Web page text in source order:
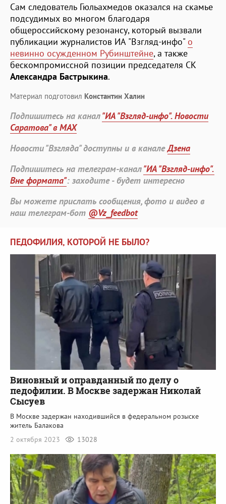
Сам следователь Гюльахмедов оказался на скамье
подсудимых во многом благодаря
общероссийскому резонансу, который вызвали
публикации журналистов ИА "Взгляд-инфо" о
невинно осужденном Рубинштейне, а также
бескомпромиссной позиции председателя СК
Александра Бастрыкина.
Материал подготовил Константин Халин
Подпишитесь на канал"ИА "Взгляд-инфо". Новости
Саратова" в MAX
Новости "Взгляда" доступны и в каналеДзена
Подпишитесь на телеграм-канал"ИА "Взгляд-инфо".
Вне формата": заходите - будет интересно
Вы можете прислать сообщения, фото и видео в
наш телеграм-бот @Vz_feedbot
ПЕДОФИЛИЯ, КОТОРОЙ НЕ БЫЛО?
Виновный и оправданный по делу о
педофилии. В Москве задержан Николай
Сысуев
В Москве задержан находившийся в федеральном розыске
житель Балакова
2 октября 2023
13028